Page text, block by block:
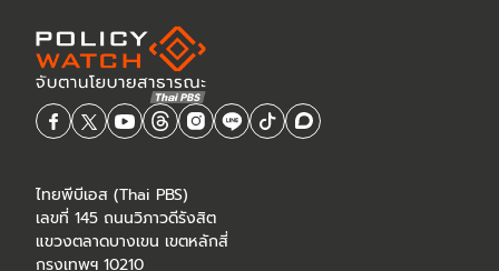
ไทยพีบีเอส (Thai PBS)
เลขที่ 145 ถนนวิภาวดีรังสิต
แขวงตลาดบางเขน เขตหลักสี่
กรุงเทพฯ 10210